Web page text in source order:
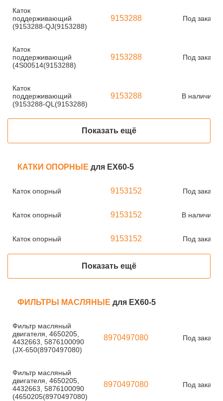
Каток
поддерживающий
(9153288-QJ(9153288)
9153288 Под заказ
Каток
поддерживающий
(4S00514(9153288)
9153288 Под заказ
Каток
поддерживающий
(9153288-QL(9153288)
9153288 В наличии
Показать ещё
КАТКИ ОПОРНЫЕ для EX60-5
Каток опорный 9153152 Под заказ
Каток опорный 9153152 В наличии
Каток опорный 9153152 Под заказ
Показать ещё
ФИЛЬТРЫ МАСЛЯНЫЕ для EX60-5
Фильтр масляный
двигателя, 4650205,
4432663, 5876100090
(JX-650(8970497080)
8970497080 Под заказ
Фильтр масляный
двигателя, 4650205,
4432663, 5876100090
(4650205(8970497080)
8970497080 Под заказ